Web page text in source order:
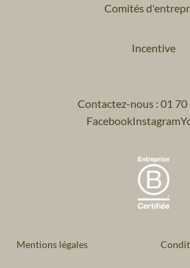
Comités
Incentive
Contactez-nous : 01 70
FacebookInstagram
Mentions légales